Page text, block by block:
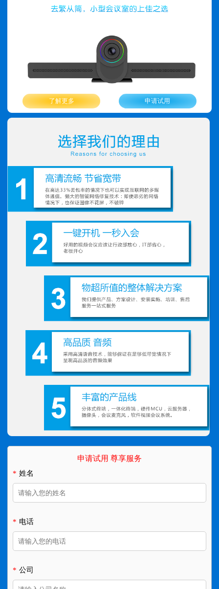
了解更多 申请试用
申请试用 尊享服务
* 姓名
* 电话
* 公司